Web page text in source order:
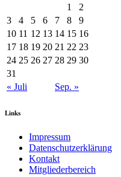
1
2
3
4 5 6 7 8
9
10 11 12 13 14 15 16
17 18 19 20 21 22 23
24 25 26 27 28 29 30
31
« Juli
Sep. »
Links
Impressum
Datenschutzerklärung
Kontakt
Mitgliederbereich